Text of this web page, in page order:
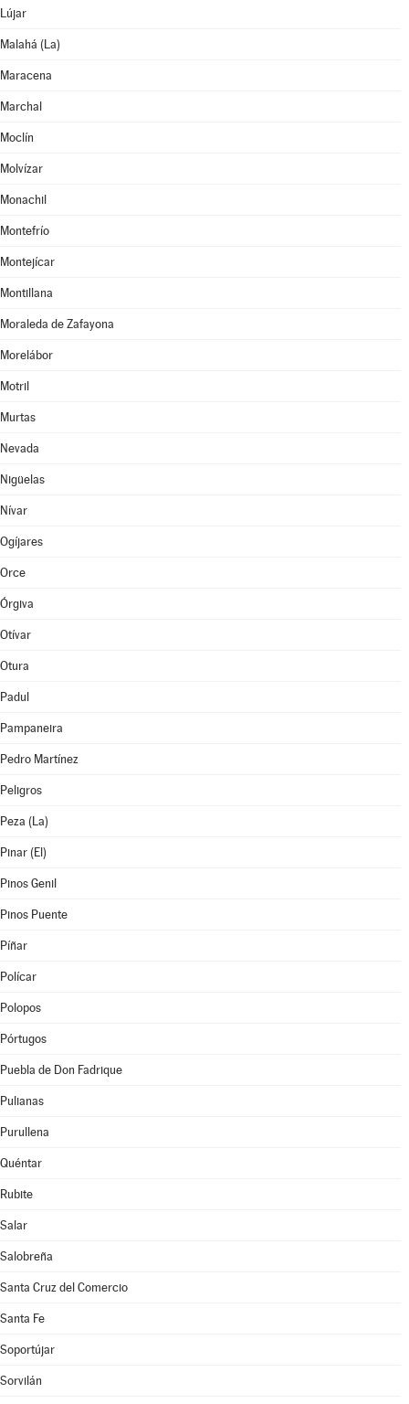
Lújar
Malahá (La)
Maracena
Marchal
Moclín
Molvízar
Monachil
Montefrío
Montejícar
Montillana
Moraleda de Zafayona
Morelábor
Motril
Murtas
Nevada
Nigüelas
Nívar
Ogíjares
Orce
Órgiva
Otívar
Otura
Padul
Pampaneira
Pedro Martínez
Peligros
Peza (La)
Pinar (El)
Pinos Genil
Pinos Puente
Píñar
Polícar
Polopos
Pórtugos
Puebla de Don Fadrique
Pulianas
Purullena
Quéntar
Rubite
Salar
Salobreña
Santa Cruz del Comercio
Santa Fe
Soportújar
Sorvilán